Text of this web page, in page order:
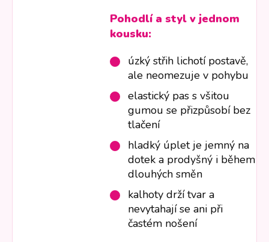
Pohodlí a styl v jednom
kousku:
úzký střih lichotí postavě,
ale neomezuje v pohybu
elastický pas s všitou
gumou se přizpůsobí bez
tlačení
hladký úplet je jemný na
dotek a prodyšný i během
dlouhých směn
kalhoty drží tvar a
nevytahají se ani při
častém nošení